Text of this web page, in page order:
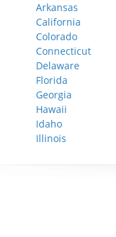
Arkansas
California
Colorado
Connecticut
Delaware
Florida
Georgia
Hawaii
Idaho
Illinois